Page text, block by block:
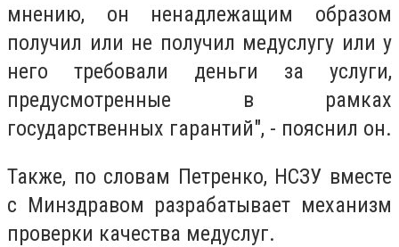
мнению, он ненадлежащим образом
получил или не получил медуслугу или у
него требовали деньги за услуги,
предусмотренные в рамках
государственных гарантий", - пояснил он.
Также, по словам Петренко, НСЗУ вместе
с Минздравом разрабатывает механизм
проверки качества медуслуг.